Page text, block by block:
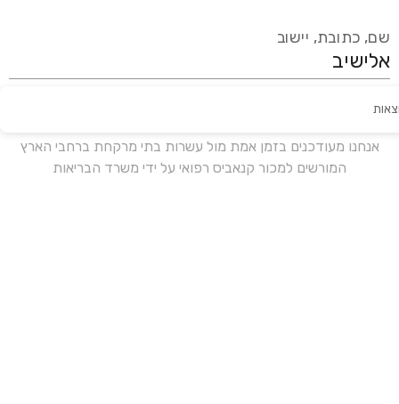
שם, כתובת, יישוב
אנחנו מעודכנים בזמן אמת מול עשרות בתי מרקחת ברחבי הארץ
המורשים למכור קנאביס רפואי על ידי משרד הבריאות